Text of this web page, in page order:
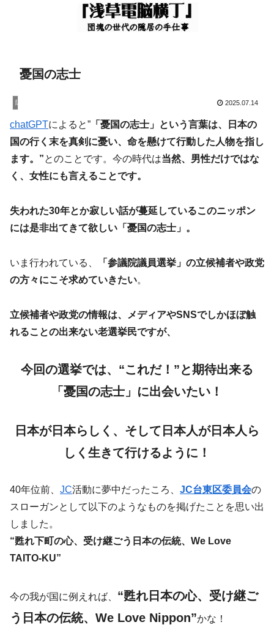
憂国の志士
隠居暮し 2025.07.14
chatGPTによると” 「憂国の志士」という言葉は、日本の
国の行く末を真剣に憂い、命を懸けて行動した人物を指し
ます。”とのことです。今の時代は当然、男性だけではな
く、女性にも言えることです。
失われた30年とか寂しい話が蔓延しているこのニッポン
には是非出てきて欲しい「憂国の志士」。
いま行われている、
「参議院議員選挙」の立候補者や政党
の方々にこそ求めていきたい。
立候補者や政党の情報は、メディアやSNSでしかほぼ触
れることの出来ない老選挙民ですが、
今回の選挙では、“これだ！”と期待出来る
「憂国の志士」に出会いたい！
日本が日本らしく、そして日本人が日本人ら
しく生きて行けるように！
40年位前、 JC活動に夢中だったころ、 JC台東区委員会の
スローガンとして以下のようなものを掲げたことを思い出
しました。
“甦れ下町の心、受け継ごう日本の伝統、We Love
TAITO-KU”
今の我が国に例えれば、 “甦れ日本の心、受け継ご
う日本の伝統、We Love Nippon”かな！